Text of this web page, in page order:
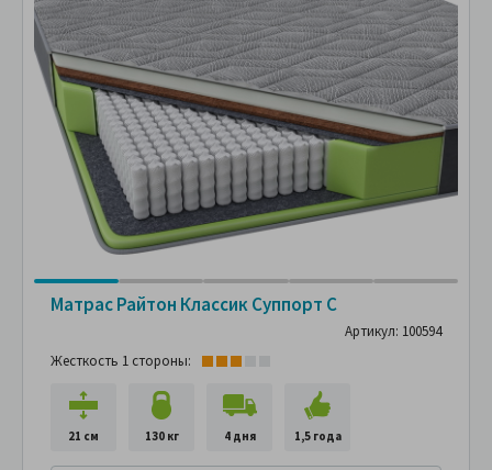
Матрас Райтон Классик Суппорт С
Артикул: 100594
Жесткость 1 стороны:
21 см 130 кг 4 дня 1,5 года